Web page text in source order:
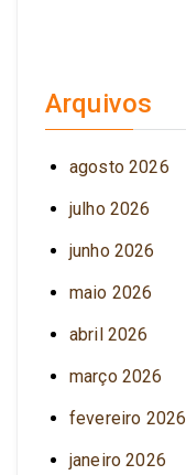
Arquivos
agosto 2026
julho 2026
junho 2026
maio 2026
abril 2026
março 2026
fevereiro 2026
janeiro 2026